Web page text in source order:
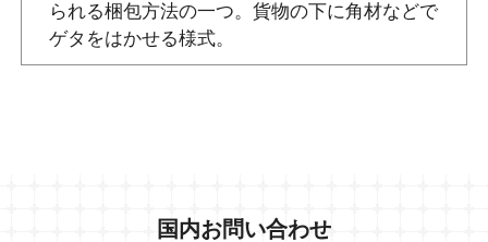
られる梱包方法の一つ。貨物の下に角材などで
ゲタをはかせる様式。
国内お問い合わせ